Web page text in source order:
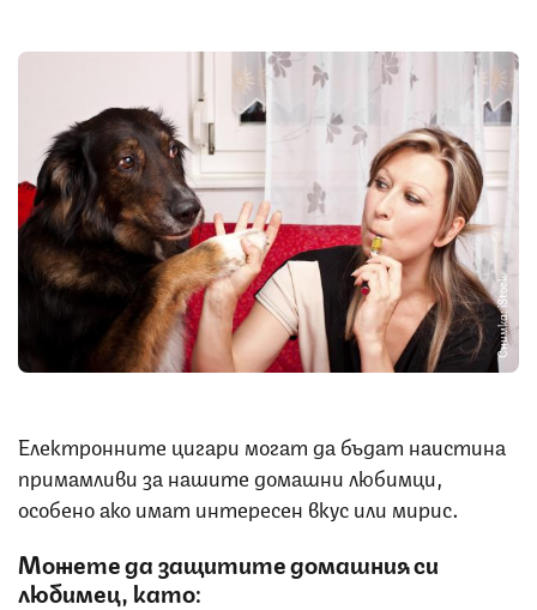
Снимка: iStock
Електронните цигари могат да бъдат наистина
примамливи за нашите домашни любимци,
особено ако имат интересен вкус или мирис.
Можете да защитите домашния си
любимец, като: